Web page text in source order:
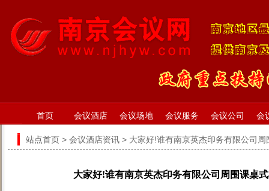
首页 会议酒店 会议场地 会议服务 会议公司 会
站点首页 > 会议酒店资讯 > 大家好!谁有南京英杰印务有限公司
大家好!谁有南京英杰印务有限公司周围课桌